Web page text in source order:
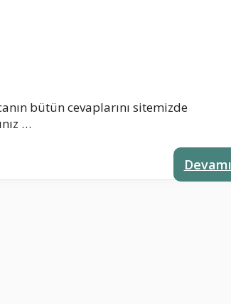
bütün cevaplarını sitemizde
…
Devamı